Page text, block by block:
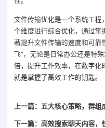
文件传输优化是一个系统工程
个维度进行综合优化，通过掌
著提升文件传输的速度和可靠
飞"，无论是日常办公还是特
倍，提升工作效率，在数字化
就是掌握了高效工作的钥匙。
上一篇：五大核心策略，群
下一篇：高效搜索聊天内容，